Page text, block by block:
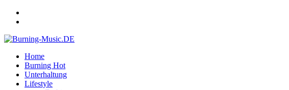
Home
Burning Hot
Unterhaltung
Lifestyle